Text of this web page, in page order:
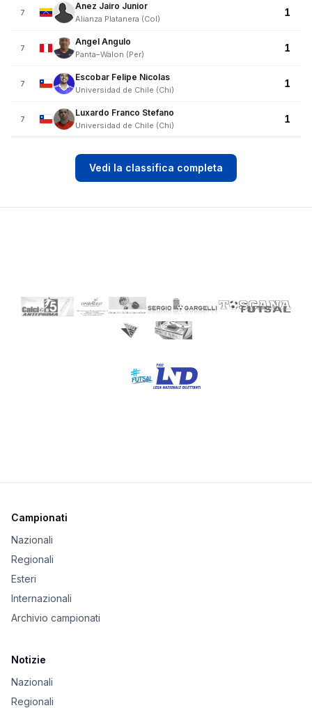
7
Anez Jairo Junior
Alianza Platanera (Col)
1
7
Angel Angulo
Panta–Walon (Per)
1
7
Escobar Felipe Nicolas
Universidad de Chile (Chi)
1
7
Luxardo Franco Stefano
Universidad de Chile (Chi)
1
Vedi la classifica completa
Campionati
Nazionali
Regionali
Esteri
Internazionali
Archivio campionati
Notizie
Nazionali
Regionali